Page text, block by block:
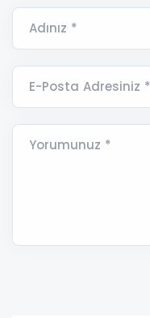
Adınız *
E-Posta Adresiniz *
Yorumunuz *